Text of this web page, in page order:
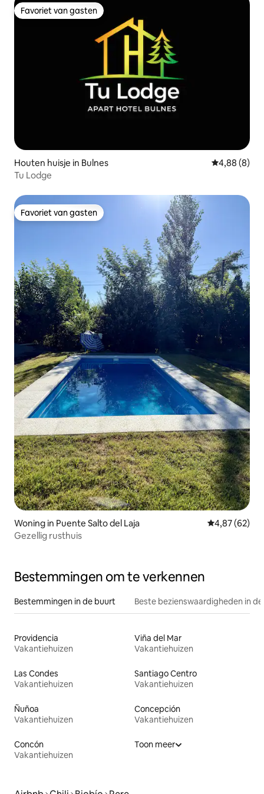
Favoriet van gasten
Favoriet van gasten
Houten huisje in Bulnes Gemiddelde
4,88 (8)
Tu Lodge
Favoriet van gasten
Favoriet van gasten
Woning in Puente Salto del Laja Gemiddelde
4,87 (62)
Gezellig rusthuis
Bestemmingen om te verkennen
Bestemmingen in de buurt Beste bezienswaardigheden in
Providencia
Vakantiehuizen
Viña del Mar
Vakantiehuizen
Las Condes
Vakantiehuizen
Santiago Centro
Vakantiehuizen
Ñuñoa
Vakantiehuizen
Concepción
Vakantiehuizen
Concón
Vakantiehuizen
Toon meer